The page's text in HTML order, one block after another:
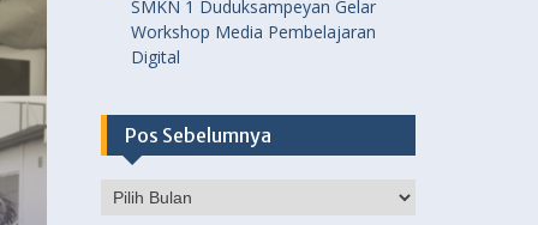
SMKN 1 Duduksampeyan Gelar
Workshop Media Pembelajaran
Digital
Pos Sebelumnya
Pos